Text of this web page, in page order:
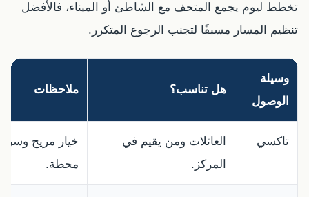
تخطط ليوم يجمع المتحف مع الشاطئ أو الميناء، فالأفضل
تنظيم المسار مسبقًا لتجنب الرجوع المتكرر.
وسيلة
الوصول
هل تناسب؟ ملاحظات
تاكسي
العائلات ومن يقيم في
المركز.
خيار مريح
محطة.